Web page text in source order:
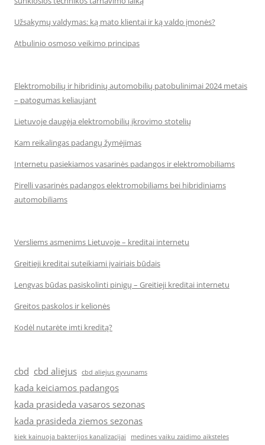
Užsakymų valdymas: ką mato klientai ir ką valdo įmonės?
Atbulinio osmoso veikimo principas
Elektromobilių ir hibridinių automobilių patobulinimai 2024 metais
– patogumas keliaujant
Lietuvoje daugėja elektromobilių įkrovimo stotelių
Kam reikalingas padangų žymėjimas
Internetu pasiekiamos vasarinės padangos ir elektromobiliams
Pirelli vasarinės padangos elektromobiliams bei hibridiniams
automobiliams
Versliems asmenims Lietuvoje – kreditai internetu
Greitieji kreditai suteikiami įvairiais būdais
Lengvas būdas pasiskolinti pinigų – Greitieji kreditai internetu
Greitos paskolos ir kelionės
Kodėl nutarėte imti kreditą?
cbd cbd aliejus cbd aliejus gyvunams
kada keiciamos padangos
kada prasideda vasaros sezonas
kada prasideda ziemos sezonas
kiek kainuoja bakterijos kanalizacijai
medines vaiku zaidimo aiksteles